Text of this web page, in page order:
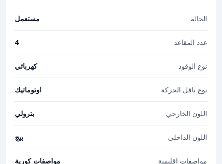
الحالة مستعمل
عدد المقاعد 4
نوع الوقود كهربائي
نوع ناقل الحركة اوتوماتيك
اللون الخارجي بترولي
اللون الداخلي بيج
مواصفات إقليمية مواصفات كورية